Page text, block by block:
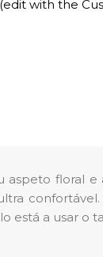
(edit with the
floral e
está a usar o